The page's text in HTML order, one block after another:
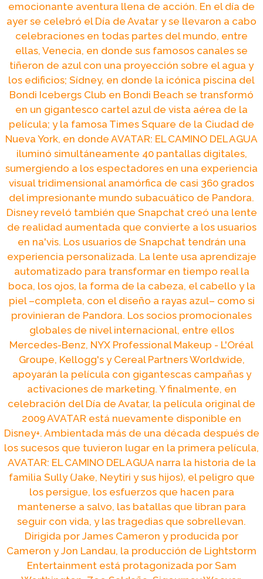
emocionante aventura llena de acción. En el día de
ayer se celebró el Día de Avatar y se llevaron a cabo
celebraciones en todas partes del mundo, entre
ellas, Venecia, en donde sus famosos canales se
tiñeron de azul con una proyección sobre el agua y
los edificios; Sídney, en donde la icónica piscina del
Bondi Icebergs Club en Bondi Beach se transformó
en un gigantesco cartel azul de vista aérea de la
película; y la famosa Times Square de la Ciudad de
Nueva York, en donde AVATAR: EL CAMINO DEL AGUA
iluminó simultáneamente 40 pantallas digitales,
sumergiendo a los espectadores en una experiencia
visual tridimensional anamórfica de casi 360 grados
del impresionante mundo subacuático de Pandora.
Disney reveló también que Snapchat creó una lente
de realidad aumentada que convierte a los usuarios
en na'vis. Los usuarios de Snapchat tendrán una
experiencia personalizada. La lente usa aprendizaje
automatizado para transformar en tiempo real la
boca, los ojos, la forma de la cabeza, el cabello y la
piel –completa, con el diseño a rayas azul– como si
provinieran de Pandora. Los socios promocionales
globales de nivel internacional, entre ellos
Mercedes-Benz, NYX Professional Makeup - L'Oréal
Groupe, Kellogg's y Cereal Partners Worldwide,
apoyarán la película con gigantescas campañas y
activaciones de marketing. Y finalmente, en
celebración del Día de Avatar, la película original de
2009 AVATAR está nuevamente disponible en
Disney+. Ambientada más de una década después de
los sucesos que tuvieron lugar en la primera película,
AVATAR: EL CAMINO DEL AGUA narra la historia de la
familia Sully (Jake, Neytiri y sus hijos), el peligro que
los persigue, los esfuerzos que hacen para
mantenerse a salvo, las batallas que libran para
seguir con vida, y las tragedias que sobrellevan.
Dirigida por James Cameron y producida por
Cameron y Jon Landau, la producción de Lightstorm
Entertainment está protagonizada por Sam